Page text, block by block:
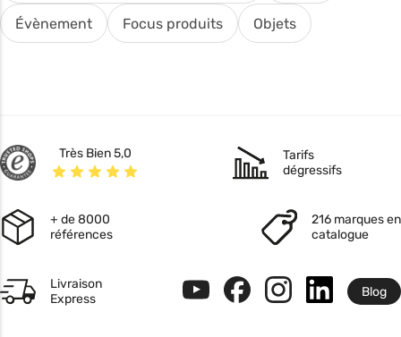
Évènement Focus produits Objets
Très Bien 5,0
Tarifs
dégressifs
+ de 8000
références
216 marques en
catalogue
Livraison
Express
Blog